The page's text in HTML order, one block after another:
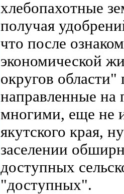
хлебопахотные
получая
что после
экономической
округов
направленные на
многими, еще не
якутского края,
заселении
доступных
"доступных".